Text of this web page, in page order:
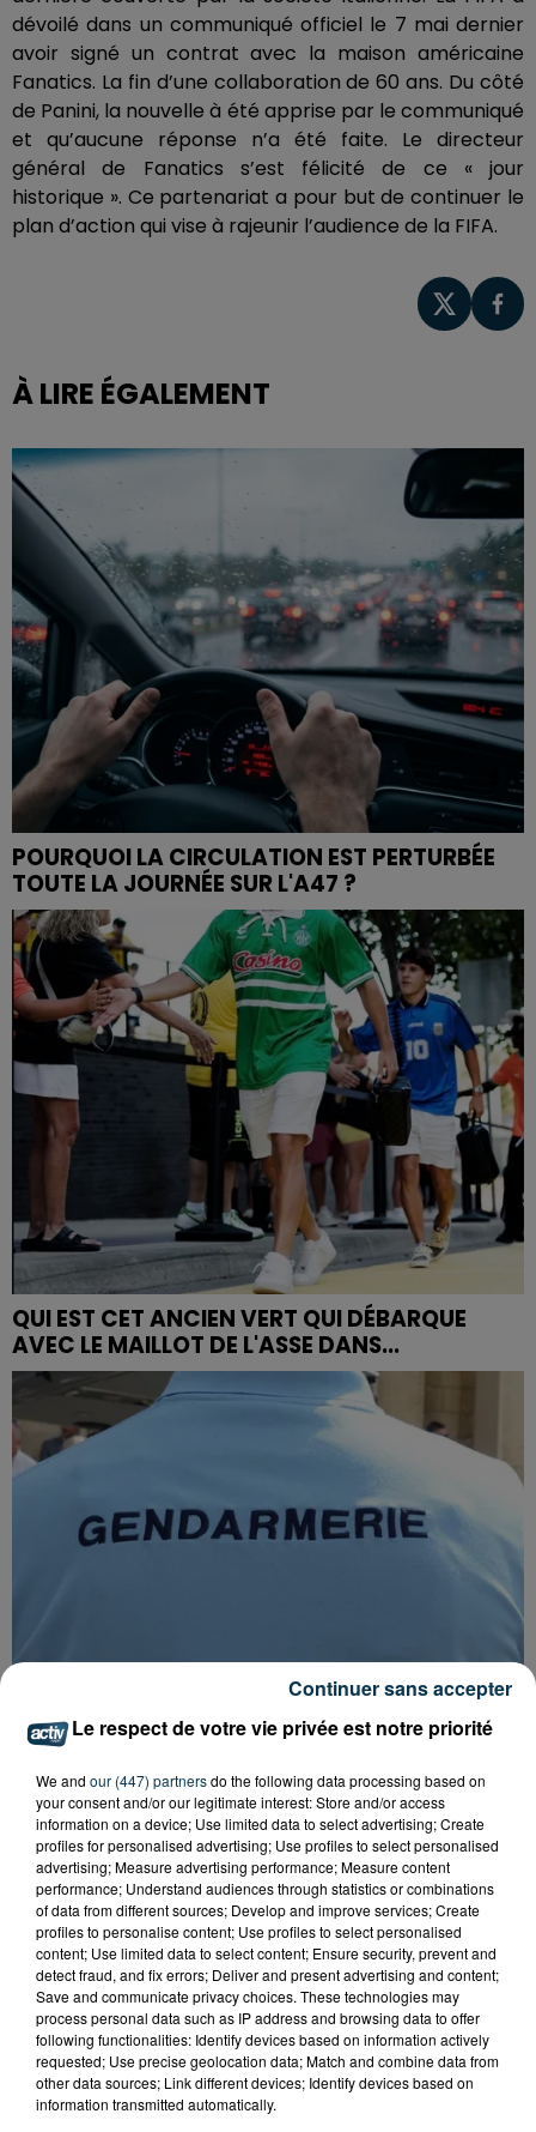
dévoilé dans un communiqué officiel le 7 mai dernier
avoir signé un contrat avec la maison américaine
Fanatics. La fin d’une collaboration de 60 ans. Du côté
de Panini, la nouvelle à été apprise par le communiqué
et qu’aucune réponse n’a été faite. Le directeur
général de Fanatics s’est félicité de ce « jour
historique ». Ce partenariat a pour but de continuer le
plan d’action qui vise à rajeunir l’audience de la FIFA.
À LIRE ÉGALEMENT
POURQUOI LA CIRCULATION EST PERTURBÉE
TOUTE LA JOURNÉE SUR L'A47 ?
QUI EST CET ANCIEN VERT QUI DÉBARQUE
AVEC LE MAILLOT DE L'ASSE DANS...
FOREZTIVAL : DROGUÉ ET TENANT DES
PROPOS DÉPLACÉS, UN FESTIVALIER A...
Le respect de votre vie privée est notre priorité
We and our (447) partnersdo the following data processing based on
your consent and/or our legitimate interest: Store and/or access
information on a device; Use limited data to select advertising; Create
profiles for personalised advertising; Use profiles to select personalised
advertising; Measure advertising performance; Measure content
performance; Understand audiences through statistics or combinations
of data from different sources; Develop and improve services; Create
profiles to personalise content; Use profiles to select personalised
content; Use limited data to select content; Ensure security, prevent and
detect fraud, and fix errors; Deliver and present advertising and content;
Save and communicate privacy choices. These technologies may
process personal data such as IP address and browsing data to offer
following functionalities: Identify devices based on information actively
requested; Use precise geolocation data; Match and combine data from
other data sources; Link different devices; Identify devices based on
information transmitted automatically.
Continuer sans accepter